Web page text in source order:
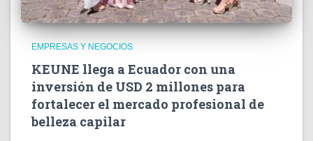
EMPRESAS Y NEGOCIOS
KEUNE llega a Ecuador con una
inversión de USD 2 millones para
fortalecer el mercado profesional de
belleza capilar